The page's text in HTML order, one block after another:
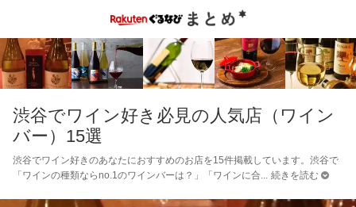
渋谷でワイン好き必見の人気店（ワイン
バー）15選
渋谷でワイン好きのあなたにおすすめのお店を15件掲載しています。渋谷で
「ワインの種類ならno.1のワインバーは？」「ワインに合
続きを読む